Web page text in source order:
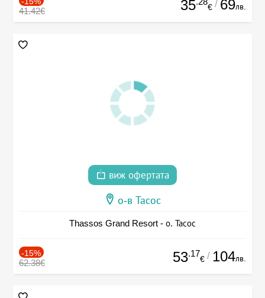
41.42€ 35 € / 69лв.
виж офертата
о-в Тасос
Thassos Grand Resort - о. Тасос
-15%
62.38€ 53.17
€ / 104лв.